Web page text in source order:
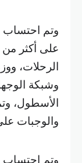
وتم احتساب
الرحلات،
وشبكة
الأسطول،
والوجبات